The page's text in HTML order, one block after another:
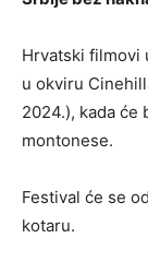
Hrvatski filmovi
u okviru
2024.), kada će
montonese.
Festival će se
kotaru.